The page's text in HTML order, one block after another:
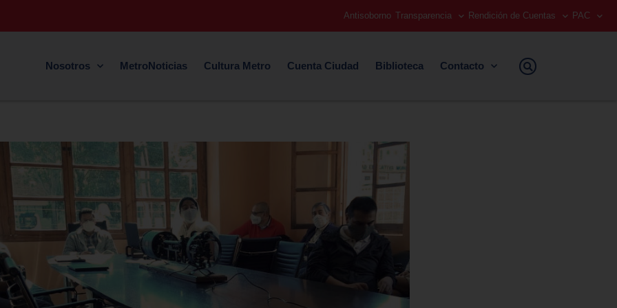
Antisoborno Transparencia Rendición de Cuentas PAC
Nosotros MetroNoticias Cultura Metro Cuenta Ciudad Biblioteca Contacto